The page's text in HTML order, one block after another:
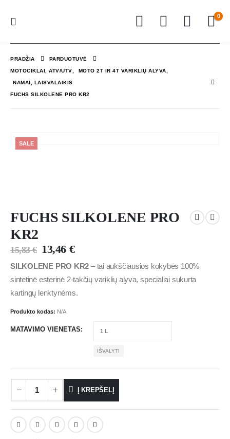
0
PRADŽIA PARDUOTUVĖ
MOTOCIKLAI, ATV/UTV MOTO 2T IR 4T VARIKLIŲ ALYVA
NAMAI, LAISVALAIKIS
FUCHS SILKOLENE PRO KR2
SALE
FUCHS SILKOLENE PRO
KR2
15,83€ 13,46 €
SILKOLENE PRO KR2 – tai aukščiausios kokybės 100%
sintetinė esterinė 2-takčių variklių alyva, specialiai sukurta
kartingų lenktynėms.
Produkto kodas: N/A
MATAVIMO VIENETAS
IŠVALYTI
Į KREPŠELĮ